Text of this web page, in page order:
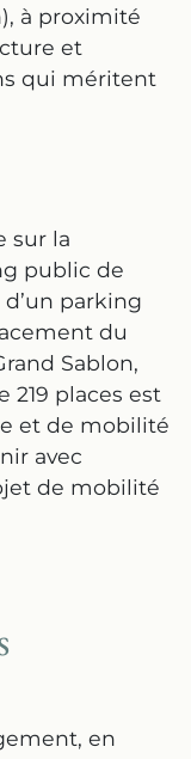
à proximité
et
qui méritent
sur la
public de
parking
du
Sablon,
219 places est
et de mobilité
avec
de mobilité
en